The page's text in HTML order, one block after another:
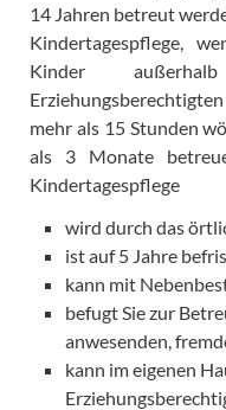
14 Jahren betreut
Kindertagespflege,
Kinder
Erziehungsberechtigten
mehr als 15 Stunden
als 3 Monate
Kindertagespflege
wird durch das
ist auf 5 Jahre
kann mit
befugt Sie zur
anwesenden,
kann im eigenen